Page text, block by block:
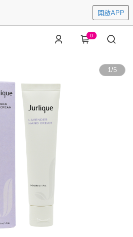
開啟APP
0
1/5